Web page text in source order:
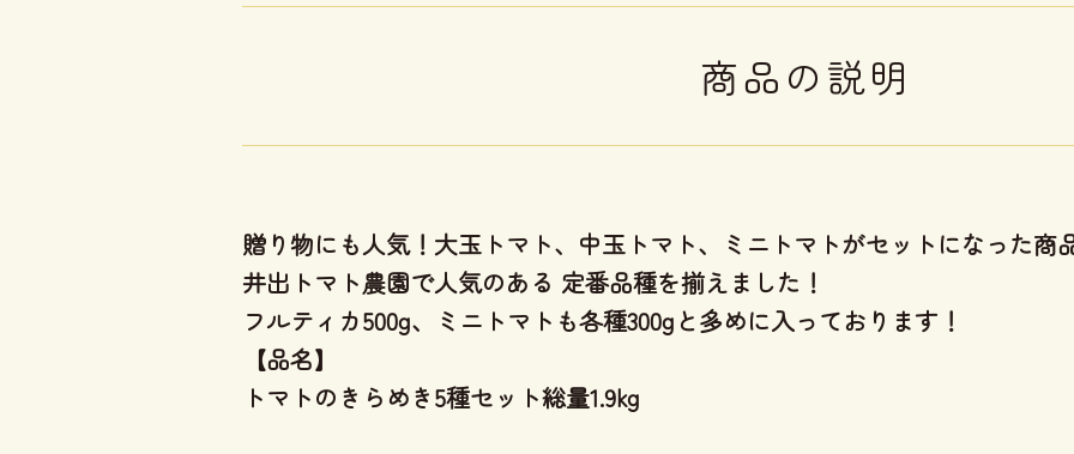
商品の説明
贈り物にも人気！大玉トマト、中玉トマト、ミニトマトがセットになった商
井出トマト農園で人気のある 定番品種を揃えました！
フルティカ500g、ミニトマトも各種300gと多めに入っております！
【品名】
トマトのきらめき5種セット総量1.9kg